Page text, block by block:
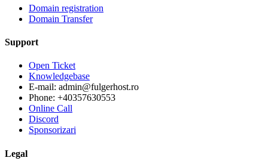
Domain registration
Domain Transfer
Support
Open Ticket
Knowledgebase
E-mail: admin@fulgerhost.ro
Phone: +40357630553
Online Call
Discord
Sponsorizari
Legal